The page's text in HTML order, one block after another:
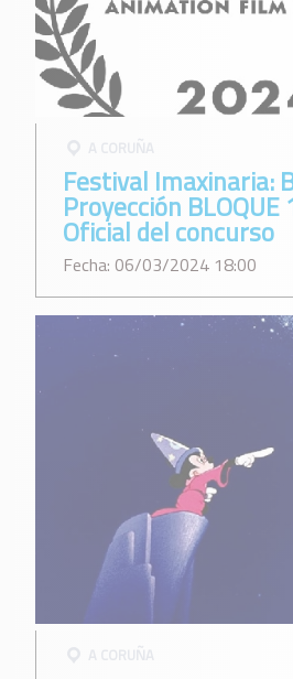
A CORUÑA
Festival Imaxinaria:
Proyección BLOQUE
Oficial del concurso
Fecha: 06/03/2024 18:00
A CORUÑA